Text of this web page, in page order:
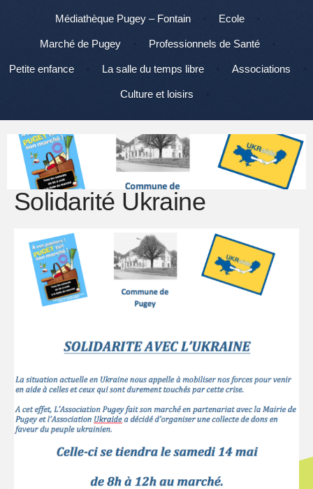
Médiathèque Pugey – Fontain Ecole
Marché de Pugey Professionnels de Santé
Petite enfance La salle du temps libre Associations
Culture et loisirs
Solidarité Ukraine